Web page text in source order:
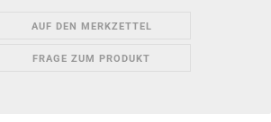
AUF DEN MERKZETTEL
FRAGE ZUM PRODUKT